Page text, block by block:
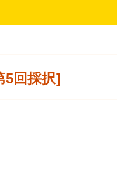
回採択]